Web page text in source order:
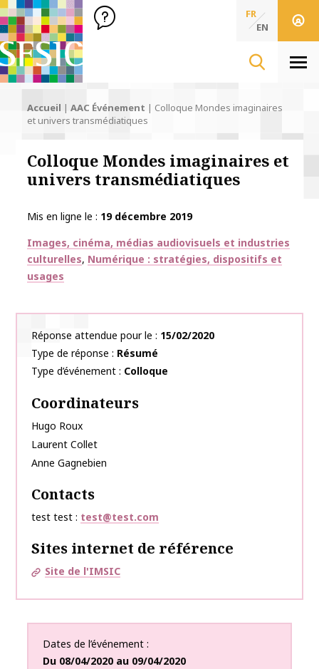
SFSIC Société Française des Sciences de l'Information & de
Société Française des Sciences
de l'Information
FR
EN
Accueil | AAC Événement | Colloque Mondes imaginaires
et univers transmédiatiques
Colloque Mondes imaginaires et
univers transmédiatiques
Mis en ligne le
19 décembre 2019
Thématiques
Images, cinéma, médias audiovisuels et industries
culturelles Numérique : stratégies, dispositifs et
usages
Réponse attendue pour le
15/02/2020
Type de réponse
Résumé
Type d’événement
Colloque
Coordinateurs
Hugo Roux
Laurent Collet
Anne Gagnebien
Contacts
test test test@test.com
Sites internet de référence
Site de l'IMSIC
Dates de l’événement
Du 08/04/2020 au 09/04/2020